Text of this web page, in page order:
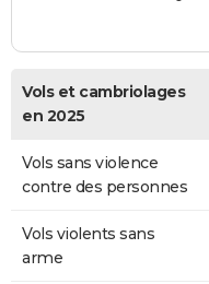
Vols et cambriolages
en 2025
Vols sans violence
contre des personnes
Vols violents sans
arme